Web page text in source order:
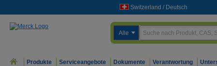
Switzerland / Deutsch
Alle
Produkte Serviceangebote Dokumente Verantwortung